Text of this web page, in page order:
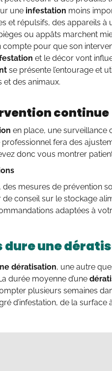
une infestation moins
et répulsifs, des appareils
ou appâts marchent
pour que son
et le décor vont
se présente l’entourage et
et des animaux.
continue
en place, une surveillance
professionnel fera des
donc vous montrer
des mesures de prévention
de conseil sur le stockage
adaptées à
dure une
dératisation, une autre
durée moyenne d’une
plusieurs semaines
d’infestation, de la surface